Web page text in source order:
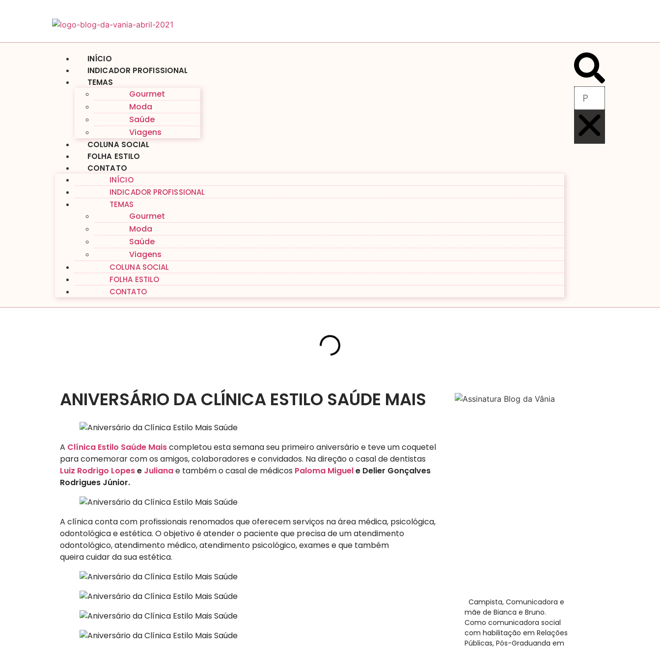
INÍCIO
INDICADOR PROFISSIONAL
TEMAS
Gourmet
Moda
Saúde
Viagens
COLUNA SOCIAL
FOLHA ESTILO
CONTATO
INÍCIO
INDICADOR PROFISSIONAL
TEMAS
Gourmet
Moda
Saúde
Viagens
COLUNA SOCIAL
FOLHA ESTILO
CONTATO
ANIVERSÁRIO DA CLÍNICA ESTILO SAÚDE MAIS
A Clínica Estilo Saúde Maiscompletou esta semana seu primeiro aniversário e teve um coquetel
para comemorar com os amigos, colaboradores e convidados. Na direção o casal de dentistas
Luiz Rodrigo Lopese Julianae também o casal de médicos Paloma Miguele Delier Gonçalves
Rodrigues Júnior.
A clínica conta com profissionais renomados que oferecem serviços na área médica, psicológica,
odontológica e estética. O objetivo é atender o paciente que precisa de um atendimento
odontológico, atendimento médico, atendimento psicológico, exames e que também
queira cuidar da sua estética.
​ Campista, Comunicadora e
mãe de Bianca e Bruno.
Como comunicadora social
com habilitação em Relações
Públicas, Pós-Graduanda em